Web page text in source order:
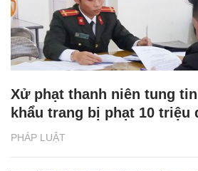
PHÁP LUẬT
Xử phạt thanh niên tung
khẩu trang bị phạt 10 triệu